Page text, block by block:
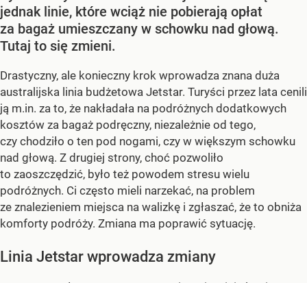
jednak linie, które wciąż nie pobierają opłat
za bagaż umieszczany w schowku nad głową.
Tutaj to się zmieni.
Drastyczny, ale konieczny krok wprowadza znana duża
australijska linia budżetowa Jetstar. Turyści przez lata cenili
ją m.in. za to, że nakładała na podróżnych dodatkowych
kosztów za bagaż podręczny, niezależnie od tego,
czy chodziło o ten pod nogami, czy w większym schowku
nad głową. Z drugiej strony, choć pozwoliło
to zaoszczędzić, było też powodem stresu wielu
podróżnych. Ci często mieli narzekać, na problem
ze znalezieniem miejsca na walizkę i zgłaszać, że to obniża
komforty podróży. Zmiana ma poprawić sytuację.
Linia Jetstar wprowadza zmiany